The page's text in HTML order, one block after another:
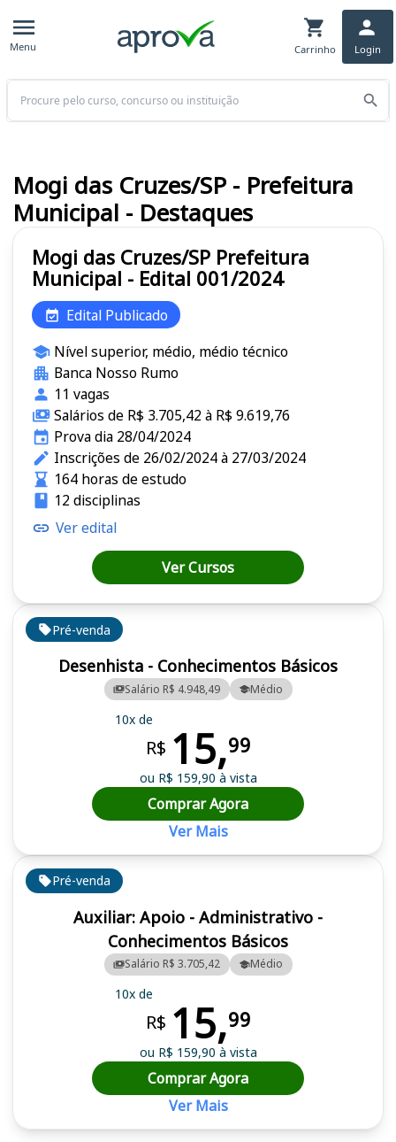
Menu Carrinho Login
Buscar
Pré-venda
Auxiliar: Apoio - Administrativo -
Conhecimentos Básicos
Salário R$ 3.705,42 Médio
10x de
R$ 15,99
ou R$ 159,90 à vista
Comprar Agora
Ver Mais
Pré-venda
Desenhista - Conhecimentos Básicos
Salário R$ 4.948,49 Médio
10x de
R$ 15,99
ou R$ 159,90 à vista
Comprar Agora
Ver Mais
Mogi das Cruzes/SP Prefeitura
Municipal - Edital 001/2024
Edital Publicado
Nível superior, médio, médio técnico
Banca Nosso Rumo
11 vagas
Salários de R$ 3.705,42 à R$ 9.619,76
Prova dia 28/04/2024
Inscrições de 26/02/2024 à 27/03/2024
164 horas de estudo
12 disciplinas
Ver edital
Ver Cursos
Mogi das Cruzes/SP - Prefeitura
Municipal - Destaques